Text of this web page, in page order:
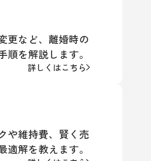
更など、離婚時の
順を解説します。
詳しくはこちら
や維持費、賢く売
適解を教えます。